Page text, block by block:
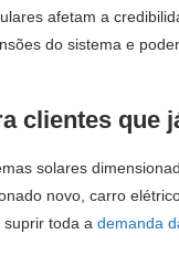
afetam a
do sistema e
clientes que
solares
novo, carro
toda a demanda